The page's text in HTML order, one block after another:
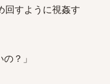
回すように視姦す
？」